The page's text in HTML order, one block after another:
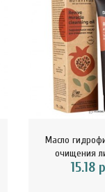
Масло
очищения
15.18